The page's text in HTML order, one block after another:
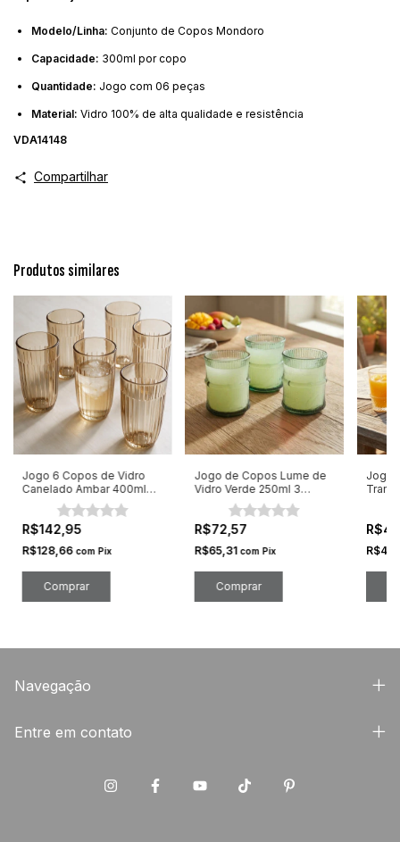
Modelo/Linha: Conjunto de Copos Mondoro
Capacidade: 300ml por copo
Quantidade: Jogo com 06 peças
Material: Vidro 100% de alta qualidade e resistência
VDA14148
Compartilhar
Produtos similares
Jogo 6 Copos de Vidro
Canelado Ambar 400ml
Athena Gold
R$142,95
R$128,66 com Pix
Jogo de Copos Lume de
Vidro Verde 250ml 3
Unidades
R$72,57
R$65,31 com Pix
Jogo
Navegação
Entre em contato